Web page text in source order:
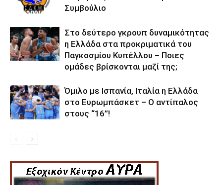
Συμβούλιο
Στο δεύτερο γκρουπ δυναμικότητας
η Ελλάδα στα προκριματικά του
Παγκοσμίου Κυπέλλου – Ποιες
ομάδες βρίσκονται μαζί της;
Όμιλο με Ισπανία, Ιταλία η Ελλάδα
στο Ευρωμπάσκετ – Ο αντίπαλος
στους “16”!